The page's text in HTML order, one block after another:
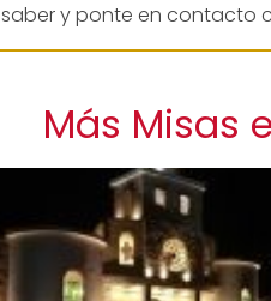
saber y ponte en contacto
Más Misas